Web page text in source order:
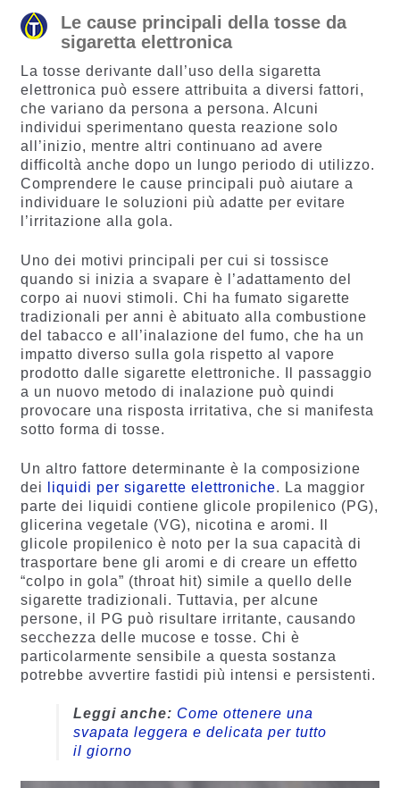
Le cause principali della tosse da
sigaretta elettronica
La tosse derivante dall’uso della sigaretta
elettronica può essere attribuita a diversi fattori,
che variano da persona a persona. Alcuni
individui sperimentano questa reazione solo
all’inizio, mentre altri continuano ad avere
difficoltà anche dopo un lungo periodo di utilizzo.
Comprendere le cause principali può aiutare a
individuare le soluzioni più adatte per evitare
l’irritazione alla gola.
Uno dei motivi principali per cui si tossisce
quando si inizia a svapare è l’adattamento del
corpo ai nuovi stimoli. Chi ha fumato sigarette
tradizionali per anni è abituato alla combustione
del tabacco e all’inalazione del fumo, che ha un
impatto diverso sulla gola rispetto al vapore
prodotto dalle sigarette elettroniche. Il passaggio
a un nuovo metodo di inalazione può quindi
provocare una risposta irritativa, che si manifesta
sotto forma di tosse.
Un altro fattore determinante è la composizione
dei
liquidi per sigarette elettroniche. La maggior
parte dei liquidi contiene glicole propilenico (PG),
glicerina vegetale (VG), nicotina e aromi. Il
glicole propilenico è noto per la sua capacità di
trasportare bene gli aromi e di creare un effetto
“colpo in gola” (throat hit) simile a quello delle
sigarette tradizionali. Tuttavia, per alcune
persone, il PG può risultare irritante, causando
secchezza delle mucose e tosse. Chi è
particolarmente sensibile a questa sostanza
potrebbe avvertire fastidi più intensi e persistenti.
Leggi anche: Come ottenere una
svapata leggera e delicata per tutto
il giorno